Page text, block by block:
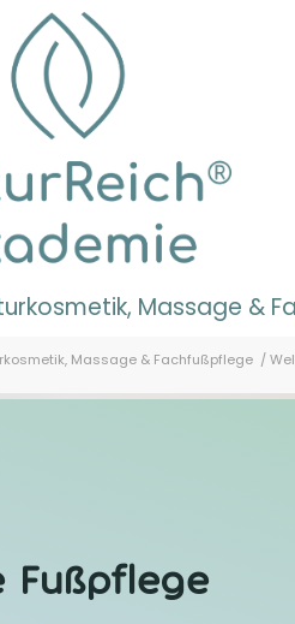
Massage &
Massage & Fachfußpflege /